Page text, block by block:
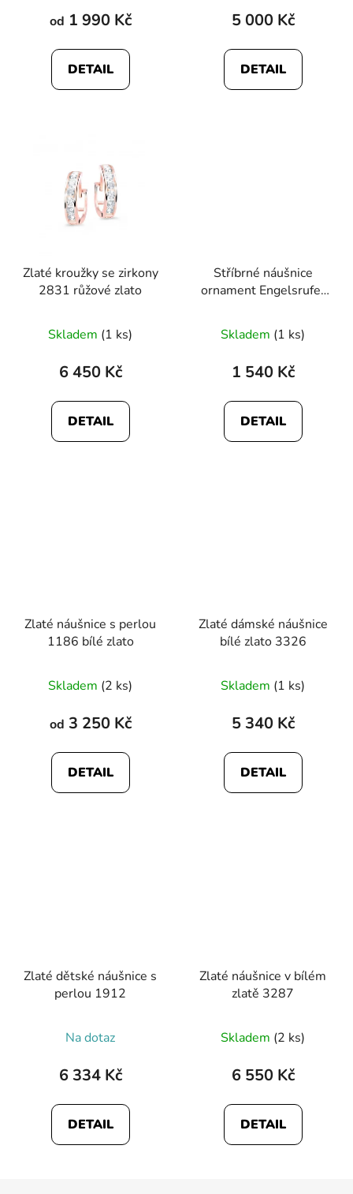
od 1 990 Kč
DETAIL
5 000 Kč
DETAIL
Zlaté kroužky se zirkony
2831 růžové zlato
Skladem (1 ks)
6 450 Kč
DETAIL
Stříbrné náušnice
ornament Engelsrufer
Skladem (1 ks)
1 540 Kč
DETAIL
Zlaté náušnice s perlou
1186 bílé zlato
Skladem (2 ks)
od 3 250 Kč
DETAIL
Zlaté dámské náušnice
bílé zlato 3326
Skladem (1 ks)
5 340 Kč
DETAIL
Zlaté dětské náušnice s
perlou 1912
Na dotaz
6 334 Kč
DETAIL
Zlaté náušnice v bílém
zlatě 3287
Skladem (2 ks)
6 550 Kč
DETAIL